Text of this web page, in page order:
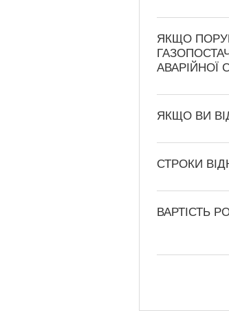
ЯКЩО
АВАРІЙНОЇ
ЯКЩО ВИ
СТРОКИ
ВАРТІСТЬ